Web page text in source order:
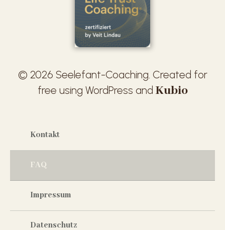
© 2026 Seelefant-Coaching. Created for
free using WordPress and Kubio
Kontakt
FAQ
Impressum
Datenschutz